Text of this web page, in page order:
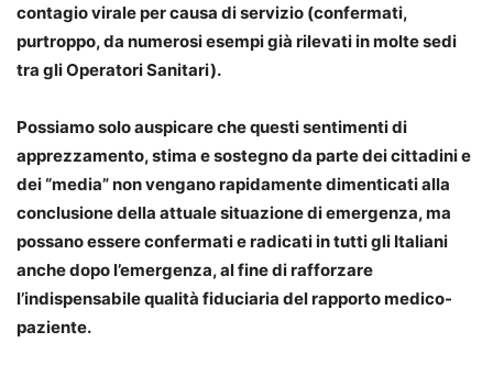
contagio virale per causa di servizio (confermati,
purtroppo, da numerosi esempi già rilevati in molte sedi
tra gli Operatori Sanitari).
Possiamo solo auspicare che questi sentimenti di
apprezzamento, stima e sostegno da parte dei cittadini e
dei “media” non vengano rapidamente dimenticati alla
conclusione della attuale situazione di emergenza, ma
possano essere confermati e radicati in tutti gli Italiani
anche dopo l’emergenza, al fine di rafforzare
l’indispensabile qualità fiduciaria del rapporto medico-
paziente.